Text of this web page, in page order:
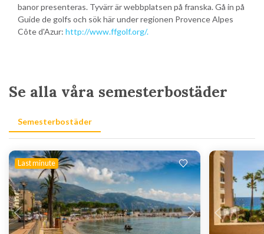
banor presenteras. Tyvärr är webbplatsen på franska. Gå in på
Guide de golfs och sök här under regionen Provence Alpes
Côte d'Azur: http://www.ffgolf.org/.
Se alla våra semesterbostäder
Semesterbostäder
Last minute
Laddar...